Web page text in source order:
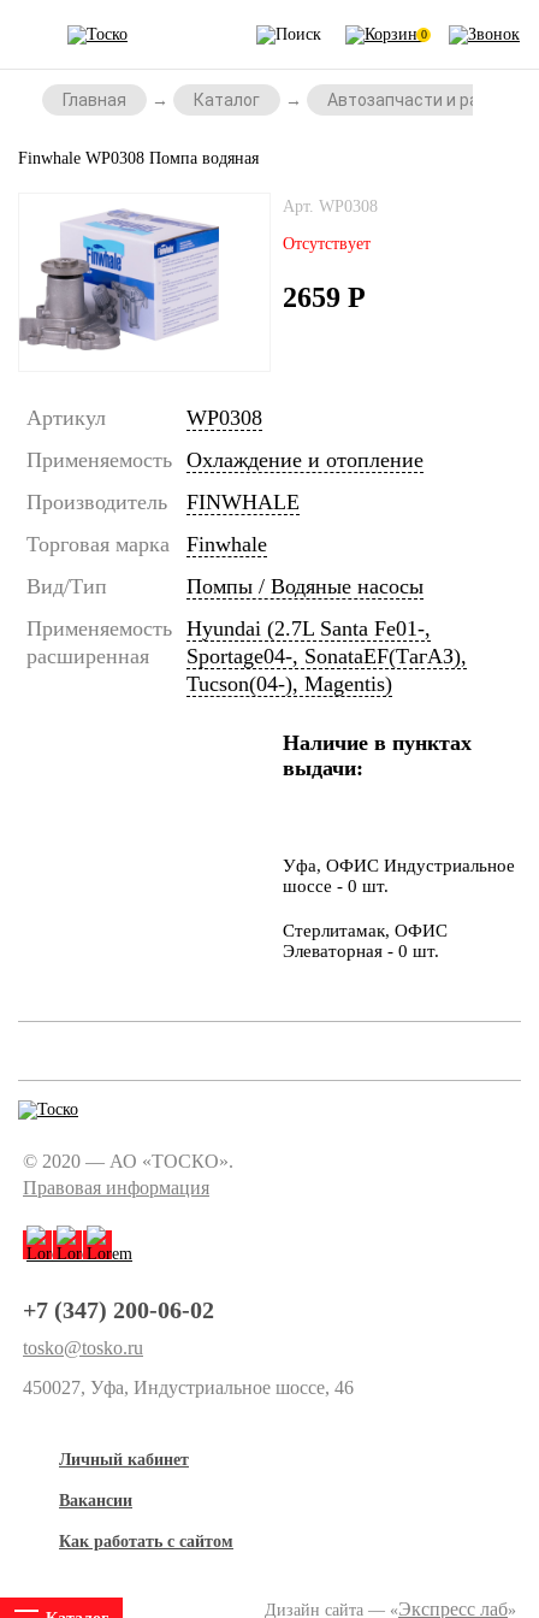
0
Главная Каталог Автозапчасти и
Finwhale WP0308 Помпа водяная
Арт. WP0308
Отсутствует
2659 Р
Артикул
WP0308
Применяемость Охлаждение и отопление
Производитель
FINWHALE
Торговая марка
Finwhale
Вид/Тип
Помпы / Водяные насосы
Применяемость
расширенная
Hyundai (2.7L Santa Fe01-,
Sportage04-, SonataEF(ТагАЗ),
Tucson(04-), Magentis)
Наличие в пунктах
выдачи:
Уфа, ОФИС Индустриальное
шоссе - 0 шт.
Стерлитамак, ОФИС
Элеваторная - 0 шт.
© 2020 — АО «ТОСКО».
Правовая информация
+7 (347) 200-06-02
tosko@tosko.ru
450027, Уфа, Индустриальное шоссе, 46
Личный кабинет
Вакансии
Как работать с сайтом
Дизайн сайта — «Экспресс лаб»